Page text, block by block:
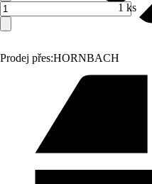
Prodej přes:HORNBACH
1 ks